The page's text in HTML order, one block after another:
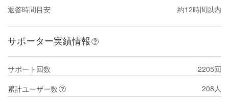
返答時間目安
約12時間以内
サポーター実績情報
サポート回数
2205回
累計ユーザー数
208人